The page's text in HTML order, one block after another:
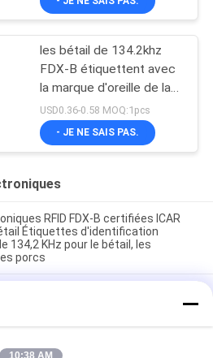
les bétail de 134.2khz
FDX-B étiquettent avec
la marque d'oreille de la
puce TPU de RFID avec
le nombre d'impression
laser
USD0.36-0.58 MOQ:1pcs
- JE NE SAIS PAS.
RFID FDX-B certifiées ICAR
Étiquettes d'identification
134,2 KHz pour le bétail, les
porcs
imperméables pour le
des animaux
gravée étiquettes
10:38 AM